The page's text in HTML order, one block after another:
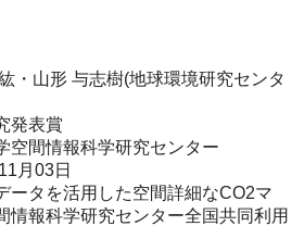
・山形 与志樹(地球環境研究センタ
表賞
間情報科学研究センター
月03日
タを活用した空間詳細なCO2マ
情報科学研究センター全国共同利用